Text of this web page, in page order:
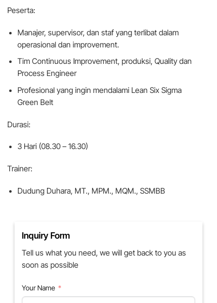
Peserta:
Manajer, supervisor, dan staf yang terlibat dalam
operasional dan improvement.
Tim Continuous Improvement, produksi, Quality dan
Process Engineer
Profesional yang ingin mendalami Lean Six Sigma
Green Belt
Durasi:
3 Hari (08.30 – 16.30)
Trainer:
Dudung Duhara, MT., MPM., MQM., SSMBB
Inquiry Form
Tell us what you need, we will get back to you as
soon as possible
Your Name